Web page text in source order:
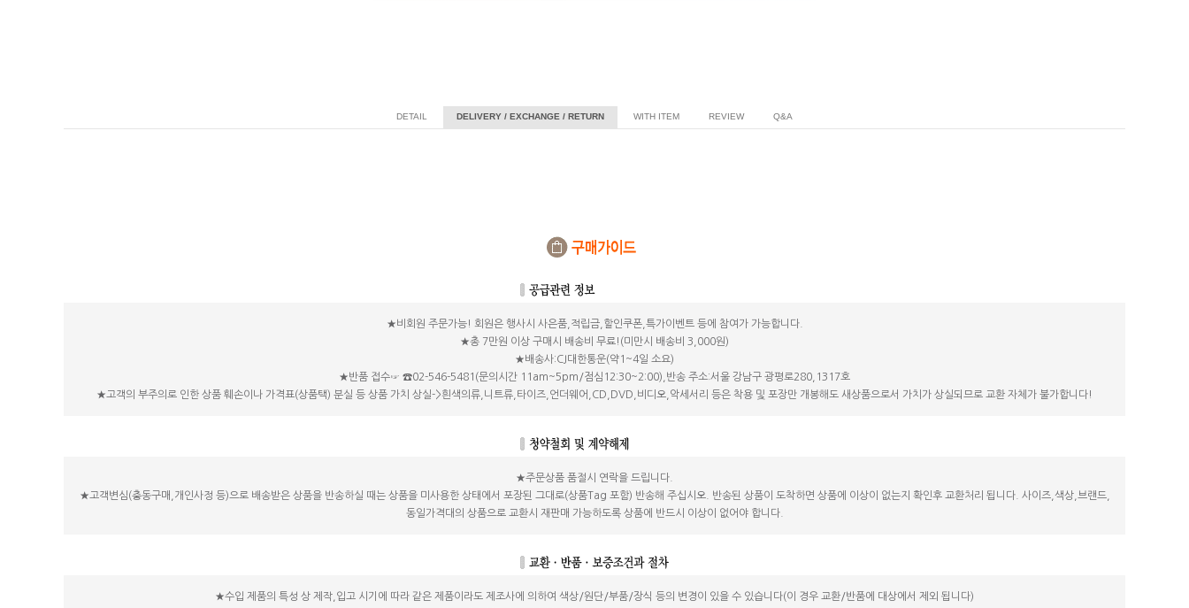
DETAIL DELIVERY / EXCHANGE / RETURN WITH ITEM REVIEW Q&A
★비회원 주문가능! 회원은 행사시 사은품,적립금,할인쿠폰,특가이벤트 등에 참여가 가능합니다.
★총 7만원 이상 구매시 배송비 무료!(미만시 배송비 3,000원)
★배송사:CJ대한통운(약1~4일 소요)
★반품 접수☞ ☎02-546-5481(문의시간 11am~5pm/점심12:30~2:00),반송 주소:서울 강남구 광평로280,1317호
★고객의 부주의로 인한 상품 훼손이나 가격표(상품택) 분실 등 상품 가치 상실->흰색의류,니트류,타이즈,언더웨어,CD,DVD,비디오,악세서리 등은 착용 및 포장만 개봉해도 새상품으로서 가치가 상실되므로 교환 자체가 불가합니다!
★주문상품 품절시 연락을 드립니다.
★고객변심(충동구매,개인사정 등)으로 배송받은 상품을 반송하실 때는 상품을 미사용한 상태에서 포장된 그대로(상품Tag 포함) 반송해 주십시오. 반송된 상품이 도착하면 상품에 이상이 없는지 확인후 교환처리 됩니다. 사이즈,색상,브랜드,
동일가격대의 상품으로 교환시 재판매 가능하도록 상품에 반드시 이상이 없어야 합니다.
★수입 제품의 특성 상 제작,입고 시기에 따라 같은 제품이라도 제조사에 의하여 색상/원단/부품/장식 등의 변경이 있을 수 있습니다(이 경우 교환/반품에 대상에서 제외 됩니다)